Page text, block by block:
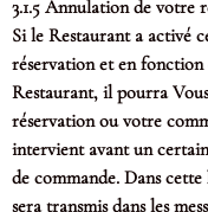
3.1.5 Annulation de votre
Si le Restaurant a activé
réservation et en fonction
Restaurant, il pourra
réservation ou votre
intervient avant un
de commande. Dans
sera transmis dans les